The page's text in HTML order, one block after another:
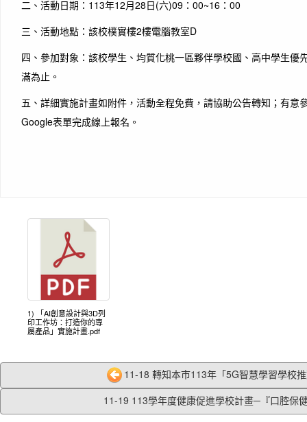
二、 活動日期：113年12月28日(六)09：00~16：00
三、活動地點：該校樸實樓2樓電腦教室D
四、參加對象：該校學生、均質化桃一區夥伴學校國、高中學生優
滿為止。
五、詳細實施計畫如附件，活動全程免費，請協助公告轉知；有意
Google表單完成線上報名。
1) 「AI創意設計與3D列
印工作坊：打造你的專
屬產品」實施計畫.pdf
11-18 轉知本市113年「5G智慧學習學校
11-19 113學年度健康促進學校計畫─『口腔保